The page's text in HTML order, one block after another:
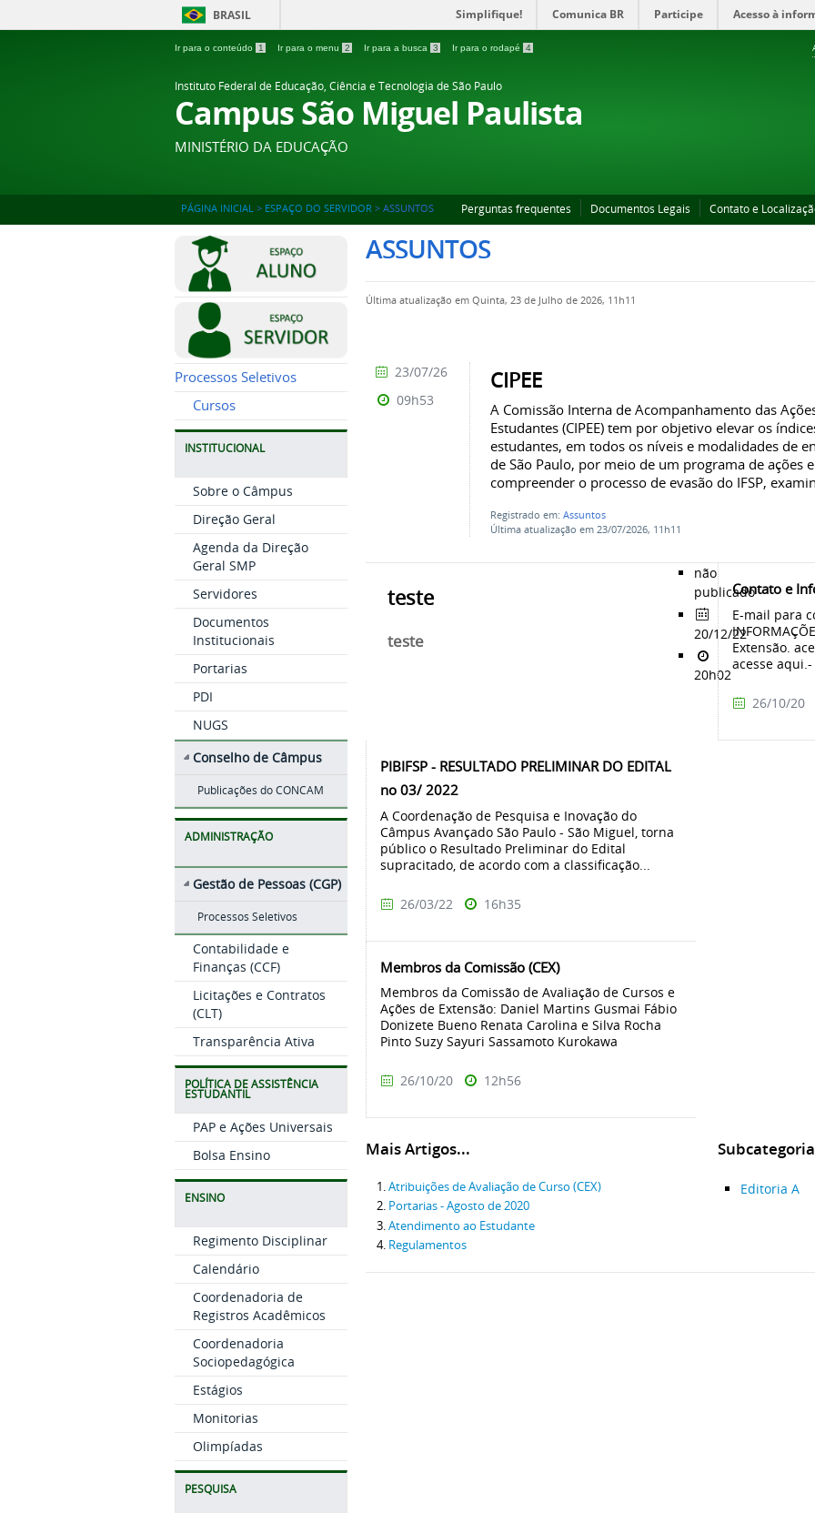
BRASIL Simplifique! Comunica BR Participe Acesso à
Ir para o conteúdo 1 Ir para o menu 2 Ir para a busca 3 Ir para o rodapé 4
Instituto Federal de Educação, Ciência e Tecnologia de São Paulo
Campus São Miguel Paulista
MINISTÉRIO DA EDUCAÇÃO
Perguntas frequentes Documentos Legais Contato e
PÁGINA INICIAL > ESPAÇO DO SERVIDOR > ASSUNTOS
Processos Seletivos
Cursos
INSTITUCIONAL
Sobre o Câmpus
Direção Geral
Agenda da Direção
Geral SMP
Servidores
Documentos
Institucionais
Portarias
PDI
NUGS
Conselho de Câmpus
Publicações do CONCAM
ADMINISTRAÇÃO
Gestão de Pessoas (CGP)
Processos Seletivos
Contabilidade e
Finanças (CCF)
Licitações e Contratos
(CLT)
Transparência Ativa
POLÍTICA DE ASSISTÊNCIA
ESTUDANTIL
PAP e Ações Universais
Bolsa Ensino
ENSINO
Regimento Disciplinar
Calendário
Coordenadoria de
Registros Acadêmicos
Coordenadoria
Sociopedagógica
Estágios
Monitorias
Olimpíadas
PESQUISA
ASSUNTOS
Última atualização em Quinta, 23 de Julho de 2026, 11h11
CIPEE
A Comissão Interna de Acompanhamento das
Estudantes (CIPEE) tem por objetivo elevar os
estudantes, em todos os níveis e modalidades de
de São Paulo, por meio de um programa de ações
compreender o processo de evasão do IFSP,
Registrado em:Assuntos
Última atualização em 23/07/2026, 11h11
23/07/26
09h53
teste
teste
não
publicado
20/12/22
20h02
Contato e
E-mail para
Extensão.
acesse
26/10/20
PIBIFSP - RESULTADO PRELIMINAR DO EDITAL
no 03/ 2022
A Coordenação de Pesquisa e Inovação do
Câmpus Avançado São Paulo - São Miguel, torna
público o Resultado Preliminar do Edital
supracitado, de acordo com a classificação...
26/03/22 16h35
Membros da Comissão (CEX)
Membros da Comissão de Avaliação de Cursos e
Ações de Extensão: Daniel Martins Gusmai Fábio
Donizete Bueno Renata Carolina e Silva Rocha
Pinto Suzy Sayuri Sassamoto Kurokawa
26/10/20 12h56
Mais Artigos...
Atribuições de Avaliação de Curso (CEX)
Portarias - Agosto de 2020
Atendimento ao Estudante
Regulamentos
Editoria A